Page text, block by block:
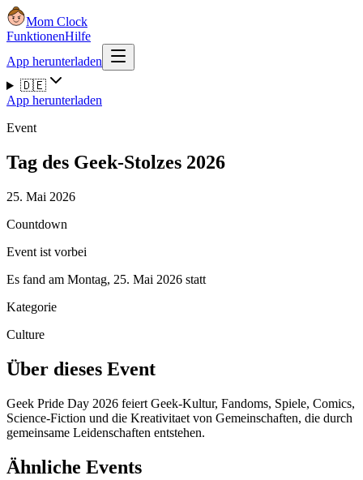
Mom Clock
FunktionenHilfe
App herunterladen
🇩🇪
App herunterladen
Event
Tag des Geek-Stolzes 2026
25. Mai 2026
Countdown
Event ist vorbei
Es fand am Montag, 25. Mai 2026 statt
Kategorie
Culture
Über dieses Event
Geek Pride Day 2026 feiert Geek-Kultur, Fandoms, Spiele, Comics,
Science-Fiction und die Kreativitaet von Gemeinschaften, die durch
gemeinsame Leidenschaften entstehen.
Ähnliche Events